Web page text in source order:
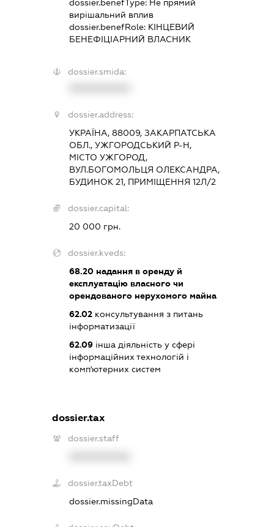
dossier.benefType: Не прямий
вирішальний вплив
dossier.benefRole: КІНЦЕВИЙ
БЕНЕФІЦІАРНИЙ ВЛАСНИК
dossier.smida:
dossier.address:
УКРАЇНА, 88009, ЗАКАРПАТСЬКА
ОБЛ., УЖГОРОДСЬКИЙ Р-Н,
МІСТО УЖГОРОД,
ВУЛ.БОГОМОЛЬЦЯ ОЛЕКСАНДРА,
БУДИНОК 21, ПРИМІЩЕННЯ 12Л/2
dossier.capital:
20 000 грн.
dossier.kveds:
68.20 надання в оренду й
експлуатацію власного чи
орендованого нерухомого майна
62.02 консультування з питань
інформатизації
62.09 інша діяльність у сфері
інформаційних технологій і
комп'ютерних систем
dossier.tax
dossier.staff
dossier.taxDebt
dossier.missingData